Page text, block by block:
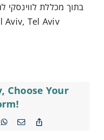
Choose Your
WhatsApp
Email